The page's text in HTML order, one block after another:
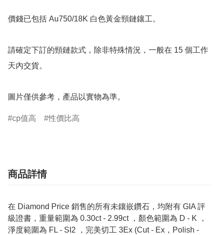
價錢已包括 Au750/18K 白色黃金頸鏈鑲工。
請確定下訂的頸鏈款式，除非特殊情況，一般在 15 個工作
天內交貨。
圖片僅供參考，產品以實物為準。
cp值高 性價比高
商品詳情
在 Diamond Price 銷售的所有未鑲嵌鑽石，均附有 GIA 評
級證書，重量範圍為 0.30ct - 2.99ct ，顏色範圍為 D - K ，
淨度範圍為 FL - SI2 ，完美切工 3Ex (Cut - Ex，Polish -